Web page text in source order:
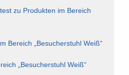
zu Produkten im Bereich
Bereich „Besucherstuhl Weiß“
„Besucherstuhl Weiß“